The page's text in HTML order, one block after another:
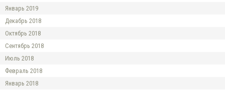
Январь 2019
Декабрь 2018
Октябрь 2018
Сентябрь 2018
Июль 2018
Февраль 2018
Январь 2018